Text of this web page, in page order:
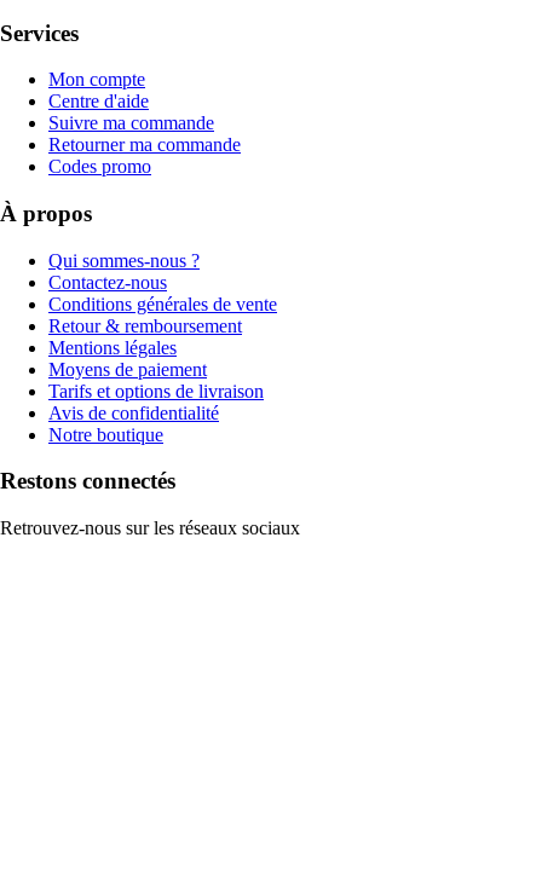
Services
Mon compte
Centre d'aide
Suivre ma commande
Retourner ma commande
Codes promo
À propos
Qui sommes-nous ?
Contactez-nous
Conditions générales de vente
Retour & remboursement
Mentions légales
Moyens de paiement
Tarifs et options de livraison
Avis de confidentialité
Notre boutique
Restons connectés
Retrouvez-nous sur les réseaux sociaux